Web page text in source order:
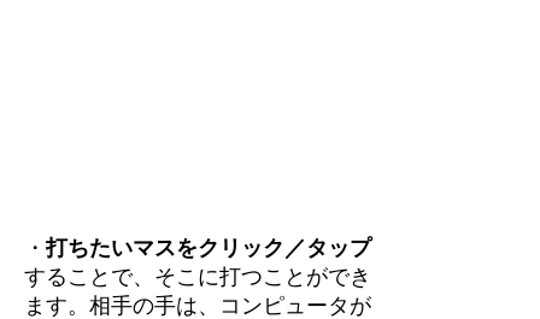
・打ちたいマスをクリック／タップ
することで、そこに打つことができ
ます。相手の手は、コンピュータが